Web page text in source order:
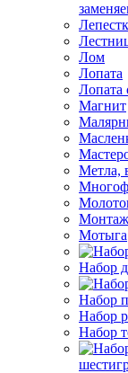
Лом
Лопата
Лопата
Магнит
Метла,
Мотыга
Набор
Набор
Набор
Набор